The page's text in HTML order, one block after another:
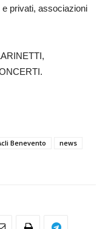
privati, associazioni
Benevento
news